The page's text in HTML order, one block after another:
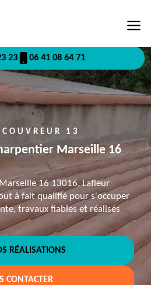
23 06 41 08 64 71
13
Marseille 16
16 13016, Lafleur
à fait qualifié pour s'occuper
travaux fiables et réalisés
RÉALISATIONS
CONTACTER